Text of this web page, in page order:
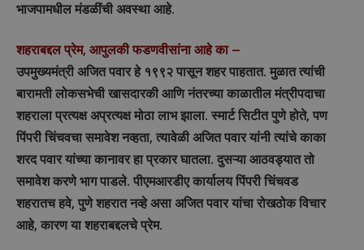
भाजपामधील मंडळींची अवस्था आहे.
शहराबद्दल प्रेम, आपुलकी फडणवीसांना आहे का –
उपमुख्यमंत्री अजित पवार हे १९९२ पासून शहर पाहतात. मुळात त्यांची
बारामती लोकसभेची खासदारकी आणि नंतरच्या काळातील मंत्रीपदाचा
शहराला प्रत्यक्ष अप्रत्यक्ष मोठा लाभ झाला. स्मार्ट सिटीत पुणे होते, पण
पिंपरी चिंचवचा समावेश नव्हता, त्यावेळी अजित पवार यांनी त्यांचे काका
शरद पवार यांच्या कानावर हा प्रकार घातला. दुसऱ्या आठवड्यात तो
समावेश करणे भाग पाडले. पीएमआरडीए कार्यालय पिंपरी चिंचवड
शहरातच हवे, पुणे शहरात नव्हे असा अजित पवार यांचा रोखठोक विचार
आहे, कारण या शहराबद्दलचे प्रेम.